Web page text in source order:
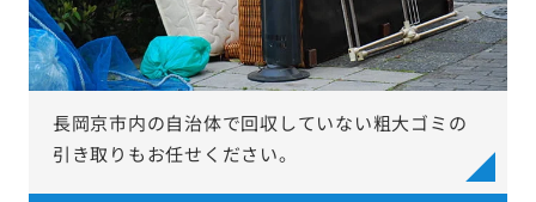
長岡京市内の自治体で回収していない粗大ゴミの
引き取りもお任せください。